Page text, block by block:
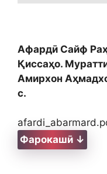
Афардӣ Сайф
Қиссаҳо.
Амирхон
с.
Фарокашӣ ↓